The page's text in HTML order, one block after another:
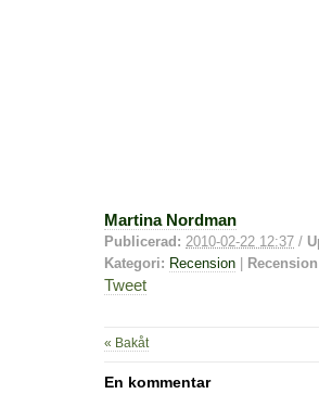
Martina Nordman
Publicerad: 2010-02-22 12:37 /
Kategori: Recension
Tweet
« Bakåt
En kommentar